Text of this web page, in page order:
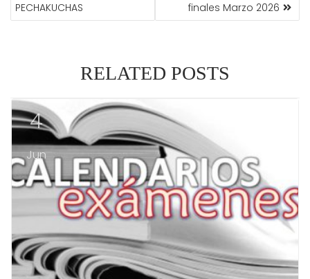
PECHAKUCHAS
finales Marzo 2026
RELATED POSTS
4
Jun